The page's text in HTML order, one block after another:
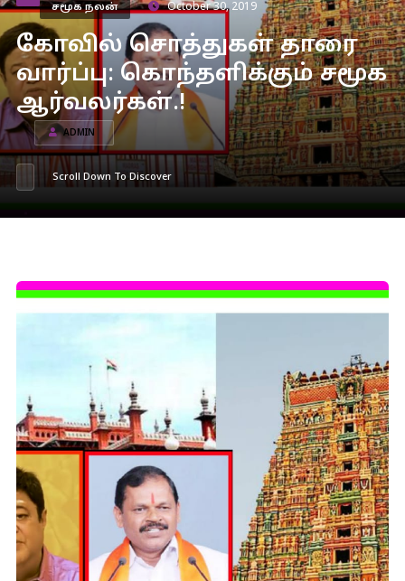
சமூக நலன் October 30, 2019
கோவில் சொத்துகள் தாரை
வார்ப்பு: கொந்தளிக்கும் சமூக
ஆர்வலர்கள்.!
ADMIN
Scroll Down To Discover